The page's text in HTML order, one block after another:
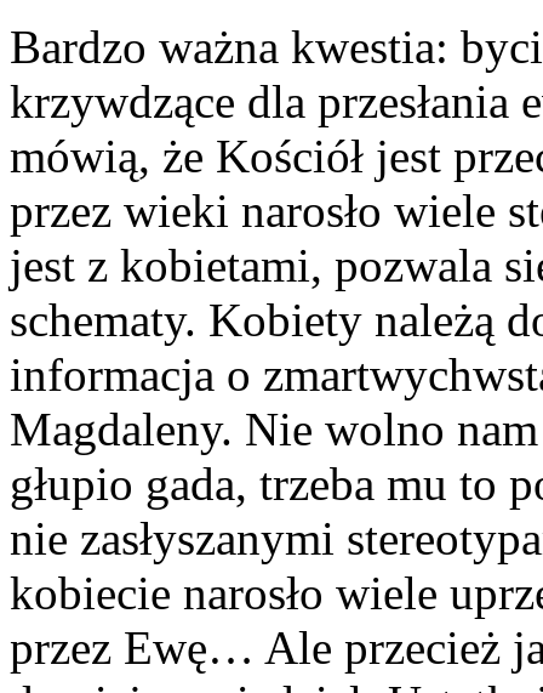
Bardzo ważna kwestia:
krzywdzące dla
mówią, że Kościół jest
przez wieki narosło wiele
jest z kobietami, pozwala
schematy. Kobiety należą
informacja o
Magdaleny. Nie wolno
głupio gada, trzeba mu to
nie zasłyszanymi
kobiecie narosło wiele
przez Ewę… Ale przecież